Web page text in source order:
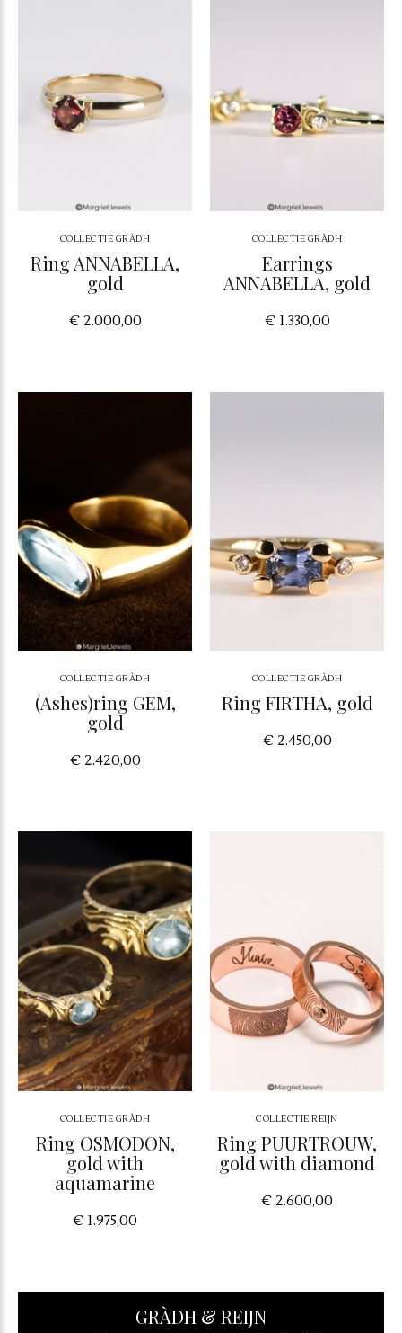
COLLECTIE GRÀDH
Ring ANNABELLA,
gold
€ 2.000,00
COLLECTIE GRÀDH
Earrings
ANNABELLA, gold
€ 1.330,00
COLLECTIE GRÀDH
(Ashes)ring GEM,
gold
€ 2.420,00
COLLECTIE GRÀDH
Ring FIRTHA, gold
€ 2.450,00
COLLECTIE GRÀDH
Ring OSMODON,
gold with
aquamarine
€ 1.975,00
COLLECTIE REIJN
Ring PUURTROUW,
gold with diamond
€ 2.600,00
GRÀDH & REIJN